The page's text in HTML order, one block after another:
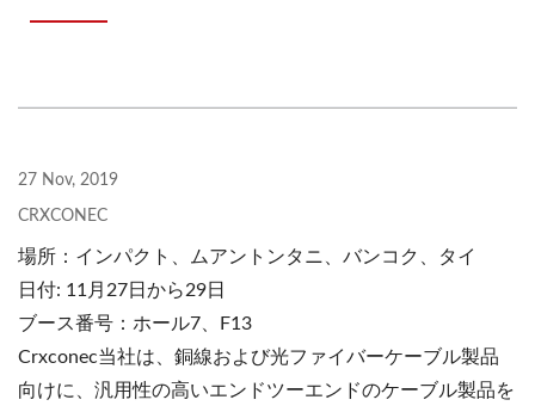
27 Nov, 2019
CRXCONEC
場所：インパクト、ムアントンタニ、バンコク、タイ
日付: 11月27日から29日
ブース番号：ホール7、F13
Crxconec当社は、銅線および光ファイバーケーブル製品
向けに、汎用性の高いエンドツーエンドのケーブル製品を